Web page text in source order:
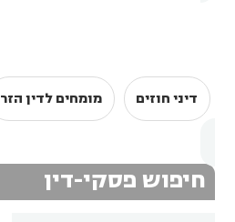
דיני חוזים מומחים לדין הזר
חיפוש פסקי-דין